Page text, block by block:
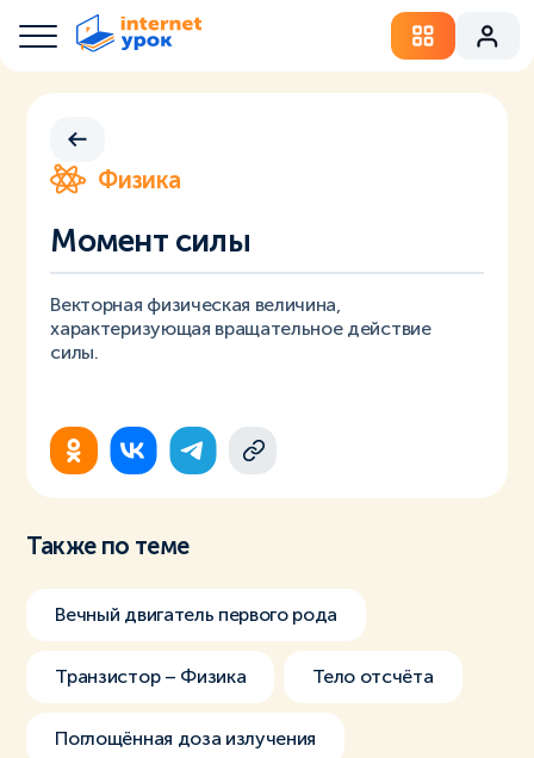
Физика
Момент силы
Векторная физическая величина,
характеризующая вращательное действие
силы.
Также по теме
Вечный двигатель первого рода
Транзистор – Физика Тело отсчёта
Поглощённая доза излучения